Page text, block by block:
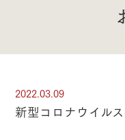
2022.03.09
新型コロナウイル